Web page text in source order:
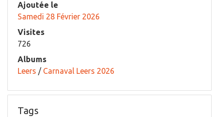
Ajoutée le
Samedi 28 Février 2026
Visites
726
Albums
Leers / Carnaval Leers 2026
Tags